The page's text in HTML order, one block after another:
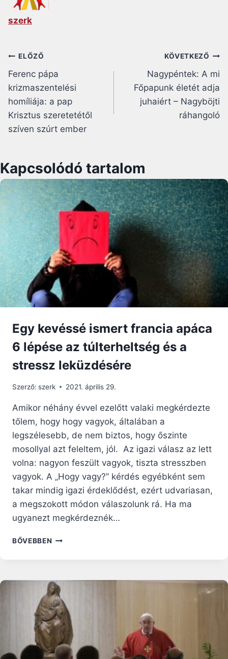
szerk
Bejegyzés
navigáció
ELŐZŐ
Ferenc pápa
krizmaszentelési
homíliája: a pap
Krisztus szeretetétől
szíven szúrt ember
KÖVETKEZŐ
Nagypéntek: A mi
Főpapunk életét adja
juhaiért – Nagyböjti
ráhangoló
Kapcsolódó tartalom
Egy kevéssé ismert francia apáca
6 lépése az túlterheltség és a
stressz leküzdésére
Szerző: szerk 2021. április 29.
Amikor néhány évvel ezelőtt valaki megkérdezte
tőlem, hogy hogy vagyok, általában a
legszélesebb, de nem biztos, hogy őszinte
mosollyal azt feleltem, jól. Az igazi válasz az lett
volna: nagyon feszült vagyok, tiszta stresszben
vagyok. A „Hogy vagy?” kérdés egyébként sem
takar mindig igazi érdeklődést, ezért udvariasan,
a megszokott módon válaszolunk rá. Ha ma
ugyanezt megkérdeznék…
BŐVEBBEN EGY
APÁCA
6
LÉPÉSE
AZ
TÚLTERHELTSÉG
A
STRESSZ